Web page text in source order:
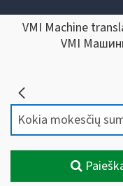
VMI Machine
VMI